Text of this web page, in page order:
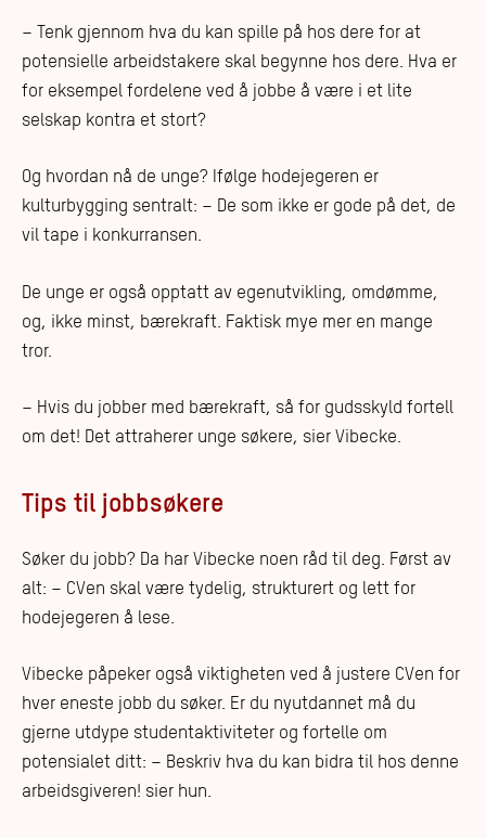
– Tenk gjennom hva du kan spille på hos dere for at
potensielle arbeidstakere skal begynne hos dere. Hva er
for eksempel fordelene ved å jobbe å være i et lite
selskap kontra et stort?
Og hvordan nå de unge? Ifølge hodejegeren er
kulturbygging sentralt: – De som ikke er gode på det, de
vil tape i konkurransen.
De unge er også opptatt av egenutvikling, omdømme,
og, ikke minst, bærekraft. Faktisk mye mer en mange
tror.
– Hvis du jobber med bærekraft, så for gudsskyld fortell
om det! Det attraherer unge søkere, sier Vibecke.
Tips til jobbsøkere
Søker du jobb? Da har Vibecke noen råd til deg. Først av
alt: – CVen skal være tydelig, strukturert og lett for
hodejegeren å lese.
Vibecke påpeker også viktigheten ved å justere CVen for
hver eneste jobb du søker. Er du nyutdannet må du
gjerne utdype studentaktiviteter og fortelle om
potensialet ditt: – Beskriv hva du kan bidra til hos denne
arbeidsgiveren! sier hun.